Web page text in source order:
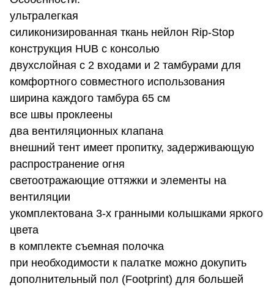
ультралегкая
силиконизированная ткань нейлон Rip-Stop
конструкция HUB с консолью
двухслойная с 2 входами и 2 тамбурами для
комфортного совместного использования
ширина каждого тамбура 65 см
все швы проклеены
два вентиляционных клапана
внешний тент имеет пропитку, задерживающую
распространение огня
светоотражающие оттяжки и элементы на
вентиляции
укомплектована 3-х гранными колышками яркого
цвета
в комплекте съемная полочка
при необходимости к палатке можно докупить
дополнительный пол (Footprint) для большей